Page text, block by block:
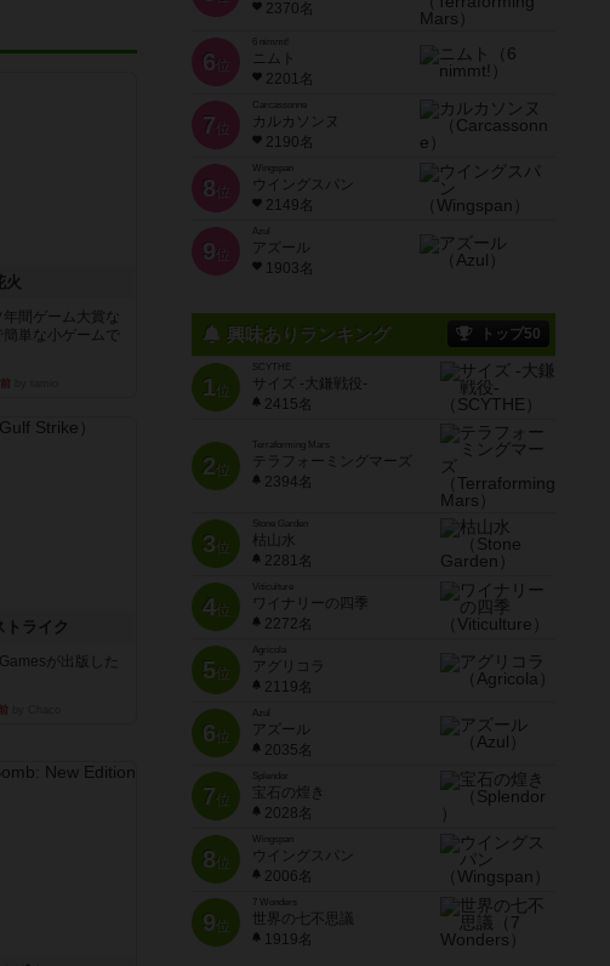
火
間ゲーム大賞な
単な小ゲームで
トライク
が出版した
2370名
6 位
ニムト
2201名
7 位
Carcassonne
カルカソンヌ
2190名
8 位
Wingspan
ウイングスパン
2149名
9 位
Azul
アズール
1903名
興味ありランキング トップ50
1位
SCYTHE
サイズ -大鎌戦役-
2415名
2位
Terraforming Mars
テラフォーミングマーズ
2394名
3位
Stone Garden
枯山水
2281名
4位
Viticulture
ワイナリーの四季
2272名
5位
Agricola
アグリコラ
2119名
6位
Azul
アズール
2035名
7位
宝石の煌き
2028名
8位
Wingspan
ウイングスパン
2006名
9位
7 Wonders
世界の七不思議
1919名